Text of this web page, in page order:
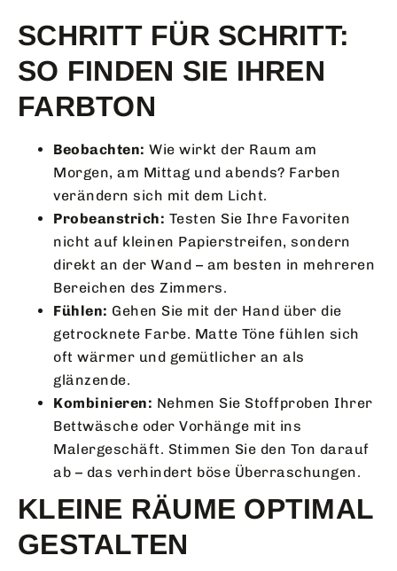
SCHRITT FÜR SCHRITT:
SO FINDEN SIE IHREN
FARBTON
Beobachten: Wie wirkt der Raum am
Morgen, am Mittag und abends? Farben
verändern sich mit dem Licht.
Probeanstrich: Testen Sie Ihre Favoriten
nicht auf kleinen Papierstreifen, sondern
direkt an der Wand – am besten in mehreren
Bereichen des Zimmers.
Fühlen: Gehen Sie mit der Hand über die
getrocknete Farbe. Matte Töne fühlen sich
oft wärmer und gemütlicher an als
glänzende.
Kombinieren: Nehmen Sie Stoffproben Ihrer
Bettwäsche oder Vorhänge mit ins
Malergeschäft. Stimmen Sie den Ton darauf
ab – das verhindert böse Überraschungen.
KLEINE RÄUME OPTIMAL
GESTALTEN